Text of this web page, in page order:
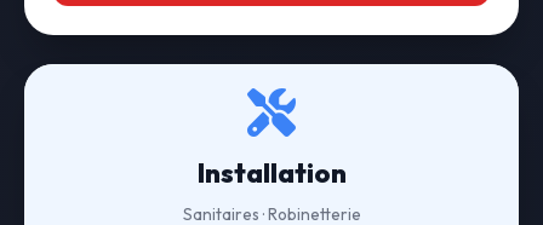
Installation
Sanitaires · Robinetterie